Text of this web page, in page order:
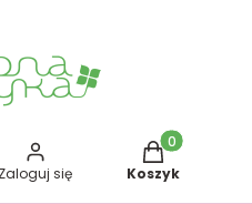
Zaloguj się
Produkty w
Koszyk